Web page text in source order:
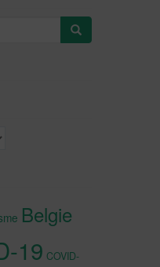
te
Belgie
19 COVID-